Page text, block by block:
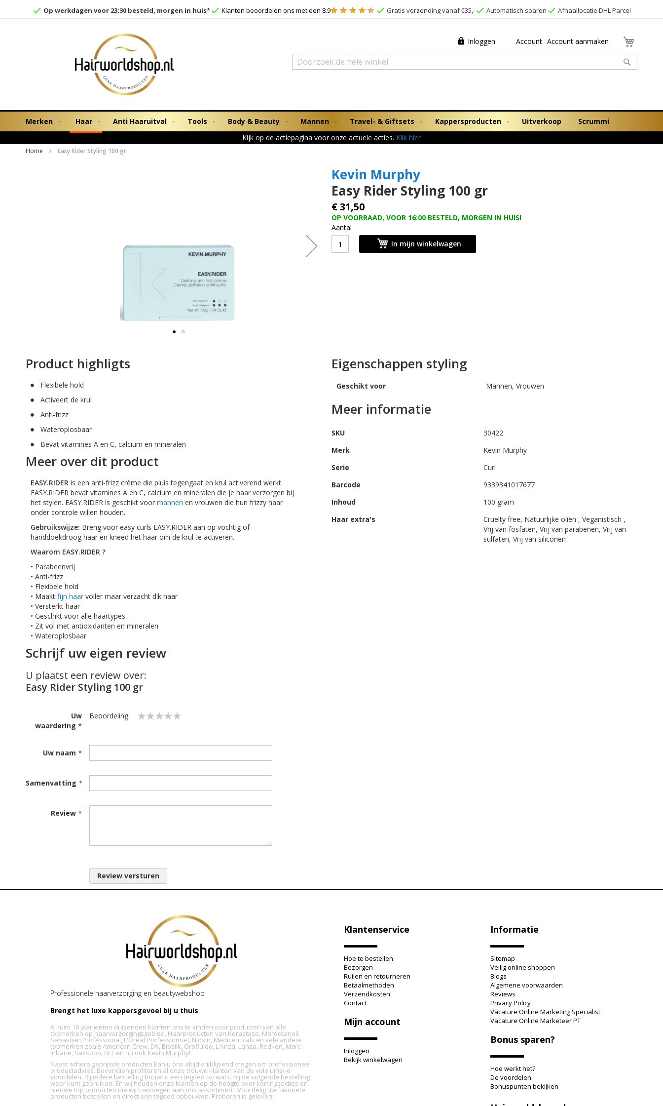
Op werkdagen voor 23:30 besteld, morgen in huis* Klanten beoordelen ons met een 8.9 Gratis verzending vanaf €35,- Automatisch sparen Afhaallocatie DHL Parcel
Inloggen Account Account aanmaken
Zoek
Merken Haar Anti Haaruitval Tools Body & Beauty Mannen Travel- & Giftsets Kappersproducten Uitverkoop
Scrummi
Kijk op de actiepagina voor onze actuele acties. Klik hier
Home Easy Rider Styling 100 gr
Kevin Murphy
Easy Rider Styling 100 gr
€ 31,50
OP VOORRAAD, VOOR 16:00 BESTELD, MORGEN IN HUIS!
Aantal
In mijn winkelwagen
naar
het
van
de
gallerij
Product highligts
Flexibele hold
Activeert de krul
Anti-frizz
Wateroplosbaar
Bevat vitamines A en C, calcium en mineralen
Meer over dit product
EASY.RIDER is een anti-frizz crème die pluis tegengaat en krul activerend werkt.
EASY.RIDER bevat vitamines A en C, calcium en mineralen die je haar verzorgen bij
het stylen. EASY.RIDER is geschikt voor mannen en vrouwen die hun frizzy haar
onder controle willen houden.
Gebruikswijze: Breng voor easy curls EASY.RIDER aan op vochtig of
handdoekdroog haar en kneed het haar om de krul te activeren.
Waarom EASY.RIDER ?
• Parabeenvrij
• Anti-frizz
• Flexibele hold
• Maakt fijn haar voller maar verzacht dik haar
• Versterkt haar
• Geschikt voor alle haartypes
• Zit vol met antioxidanten en mineralen
• Wateroplosbaar
Schrijf uw eigen review
U plaatst een review over:
Easy Rider Styling 100 gr
Uw
waardering
Beoordeling:
Uw naam
Samenvatting
Review
Review versturen
Eigenschappen styling
Geschikt voor Mannen, Vrouwen
Meer informatie
SKU
30422
Merk
Kevin Murphy
Serie
Curl
Barcode
9339341017677
Inhoud
100 gram
Haar extra's
Cruelty free, Natuurlijke oliën , Veganistisch ,
Vrij van fosfaten, Vrij van parabenen, Vrij van
sulfaten, Vrij van siliconen
Professionele haarverzorging en beautywebshop
Brengt het luxe kappersgevoel bij u thuis
Al ruim 10 jaar weten duizenden klanten ons te vinden voor producten van alle
topmerken op haarverzorgingsgebied. Haarproducten van Kerastase, Moroccanoil,
Sebastian Professional, L'Oreal Professionnel, Nioxin, Mediceuticals en vele andere
topmerken zoals American Crew, Dfi, Biosilk, Orofluido, L'Anza, Lanza, Redken, Marc
Inbane, Sassoon, REF en nu ook Kevin Murphy!
Naast scherp geprijsde producten kan u ons altijd vrijblijvend vragen om professioneel
productadvies. Bovendien profiteren al onze trouwe klanten van de vele unieke
voordelen. Bij iedere bestelling bouwt u een tegoed op wat u bij de volgende bestelling
weer kunt gebruiken. En wij houden onze klanten op de hoogte over kortingsacties en
nieuwe top producten die wij toevoegen aan ons assortiment! Voordelig uw favoriete
producten bestellen en direct een tegoed opbouwen. Proberen is geloven!
Klantenservice
Hoe te bestellen
Bezorgen
Ruilen en retourneren
Betaalmethoden
Verzendkosten
Contact
Mijn account
Inloggen
Bekijk winkelwagen
Informatie
Sitemap
Veilig online shoppen
Blogs
Algemene voorwaarden
Reviews
Privacy Policy
Vacature Online Marketing Specialist
Vacature Online Marketeer PT
Bonus sparen?
Hoe werkt het?
De voordelen
Bonuspunten bekijken